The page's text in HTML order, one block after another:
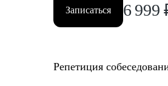
Записаться 6 999
Репетиция